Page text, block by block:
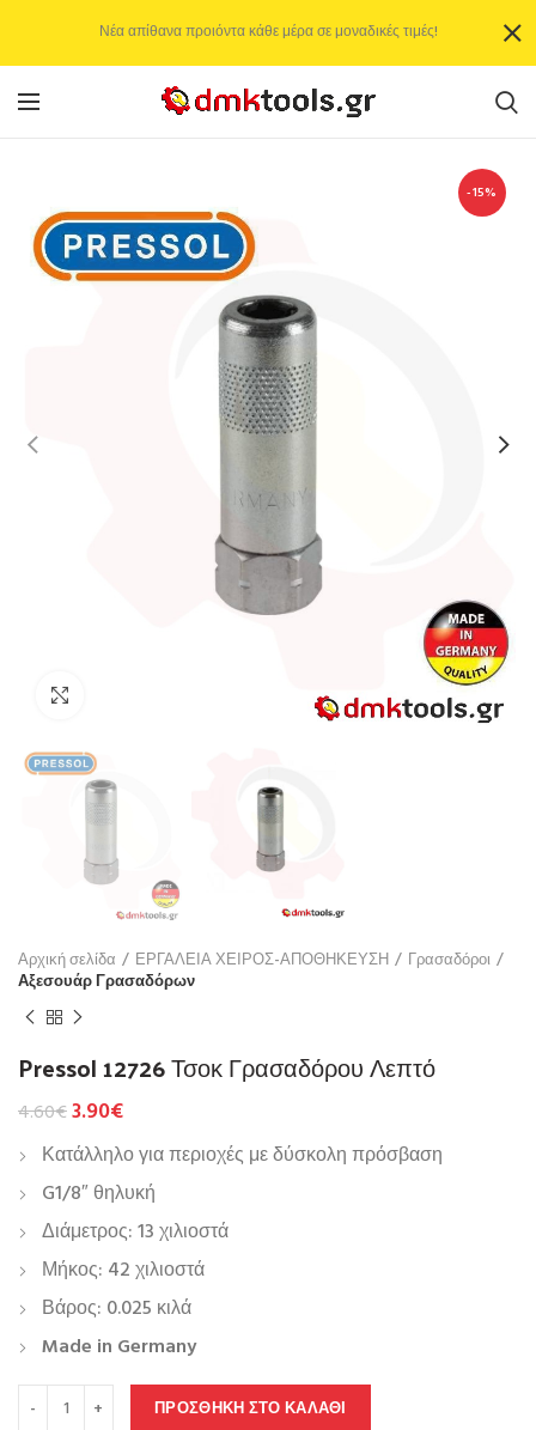
-15%
Αρχική σελίδα ΕΡΓΑΛΕΙΑ ΧΕΙΡΟΣ-ΑΠΟΘΗΚΕΥΣΗ
Γρασαδόροι
Αξεσουάρ Γρασαδόρων
Pressol 12726 Τσοκ Γρασαδόρου Λεπτό
4.60€3.90€
Κατάλληλο για περιοχές με δύσκολη πρόσβαση
G1/8″ θηλυκή
Διάμετρος: 13 χιλιοστά
Μήκος: 42 χιλιοστά
Βάρος: 0.025 κιλά
Made in Germany
ΠΡΟΣΘΉΚΗ ΣΤΟ ΚΑΛΆΘΙ
Νέα απίθανα προιόντα κάθε μέρα σε μοναδικές τιμές!